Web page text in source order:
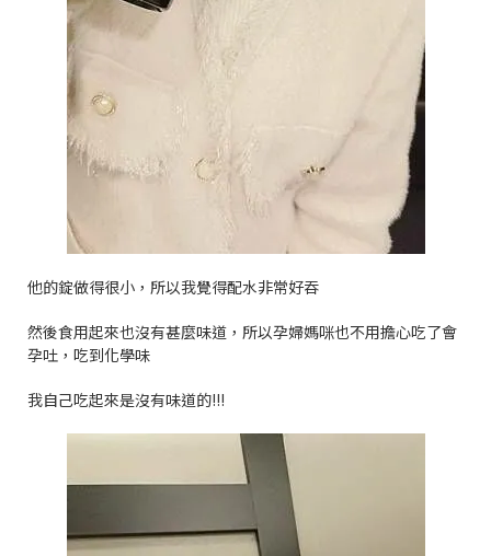
他的錠做得很小，所以我覺得配水非常好吞
然後食用起來也沒有甚麼味道，所以孕婦媽咪也不用擔心吃了會
孕吐，吃到化學味
我自己吃起來是沒有味道的!!!